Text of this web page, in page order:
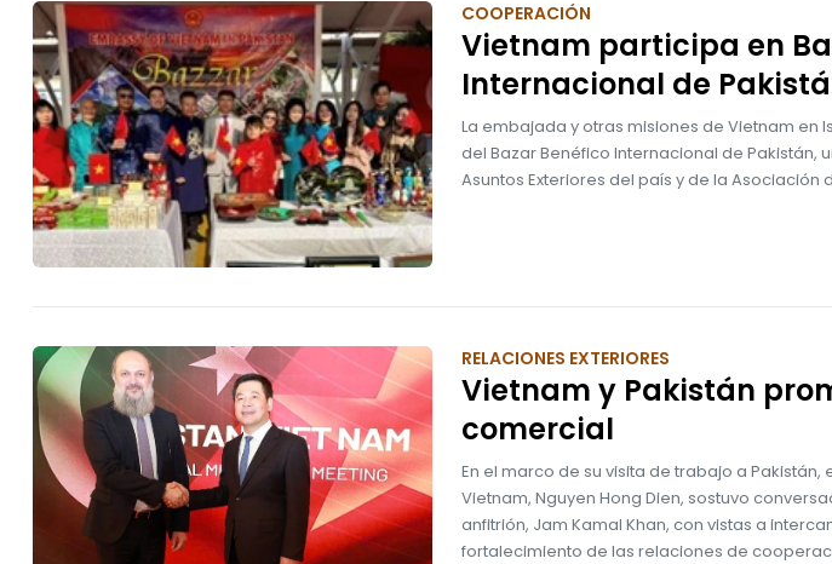
COOPERACIÓN
Vietnam participa en
Internacional de
La embajada y otras misiones de Vietnam en
del Bazar Benéfico Internacional de Pakistán,
Asuntos Exteriores del país y de la Asociación
RELACIONES EXTERIORES
Vietnam y Pakistán
comercial
En el marco de su visita de trabajo a
Vietnam, Nguyen Hong Dien, sostuvo
anfitrión, Jam Kamal Khan, con vistas a
fortalecimiento de las relaciones de